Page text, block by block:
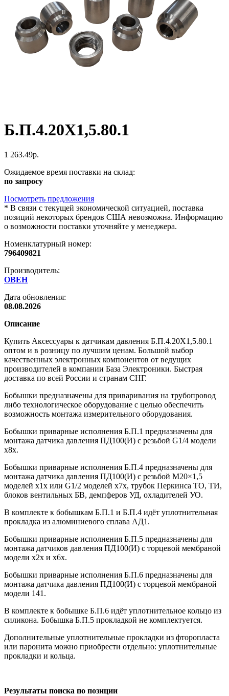
Б.П.4.20Х1,5.80.1
1 263.49р.
Ожидаемое время поставки на склад:
по запросу
Посмотреть предложения
* В связи с текущей экономической ситуацией, поставка
позиций некоторых брендов США невозможна. Информацию
о возможности поставки уточняйте у менеджера.
Номенклатурный номер:
796409821
Производитель:
ОВЕН
Дата обновления:
08.08.2026
Описание
Купить Аксессуары к датчикам давления Б.П.4.20Х1,5.80.1
оптом и в розницу по лучшим ценам. Большой выбор
качественных электронных компонентов от ведущих
производителей в компании База Электроники. Быстрая
доставка по всей России и странам СНГ.
Бобышки предназначены для приваривания на трубопровод
либо технологическое оборудование с целью обеспечить
возможность монтажа измерительного оборудования.
Бобышки приварные исполнения Б.П.1 предназначены для
монтажа датчика давления ПД100(И) с резьбой G1/4 модели
х8х.
Бобышки приварные исполнения Б.П.4 предназначены для
монтажа датчика давления ПД100(И) с резьбой М20×1,5
моделей х1х или G1/2 моделей х7х, трубок Перкинса ТО, ТИ,
блоков вентильных БВ, демпферов УД, охладителей УО.
В комплекте к бобышкам Б.П.1 и Б.П.4 идёт уплотнительная
прокладка из алюминиевого сплава АД1.
Бобышки приварные исполнения Б.П.5 предназначены для
монтажа датчиков давления ПД100(И) с торцевой мембраной
модели х2х и х6х.
Бобышки приварные исполнения Б.П.6 предназначены для
монтажа датчика давления ПД100(И) с торцевой мембраной
модели 141.
В комплекте к бобышке Б.П.6 идёт уплотнительное кольцо из
силикона. Бобышка Б.П.5 прокладкой не комплектуется.
Дополнительные уплотнительные прокладки из фторопласта
или паронита можно приобрести отдельно: уплотнительные
прокладки и кольца.
Результаты поиска по позиции